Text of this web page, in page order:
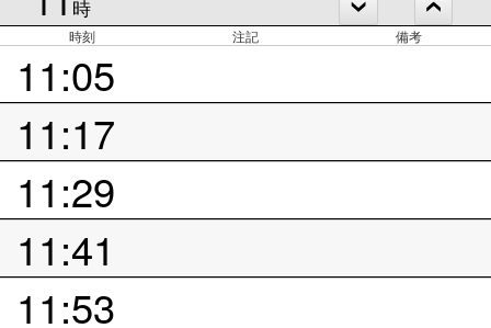
時
時刻 注記 備考
11:05
11:17
11:29
11:41
11:53